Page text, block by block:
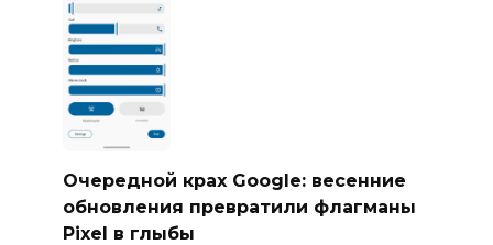
Очередной крах Google: весенние
обновления превратили флагманы
Pixel в глыбы